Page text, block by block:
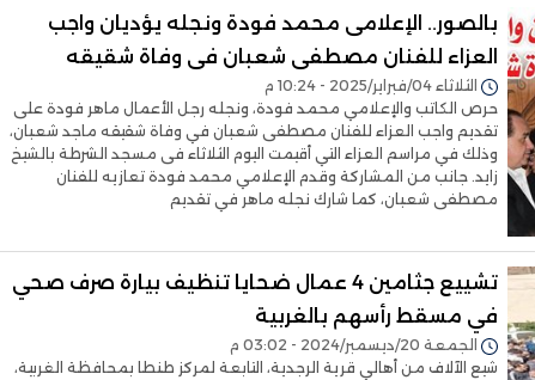
بالصور.. الإعلامى محمد فودة ونجله يؤديان واجب
العزاء للفنان مصطفى شعبان فى وفاة شقيقه
الثلاثاء 04/فبراير/2025 - 10:24 م
حرص الكاتب والإعلامي محمد فودة، ونجله رجل الأعمال ماهر فودة على
تقديم واجب العزاء للفنان مصطفى شعبان في وفاة شقيقه ماجد شعبان،
وذلك في مراسم العزاء التي أقيمت اليوم الثلاثاء فى مسجد الشرطة بالشيخ
زايد. جانب من المشاركة وقدم الإعلامي محمد فودة تعازيه للفنان
مصطفى شعبان، كما شارك نجله ماهر في تقديم
تشييع جثامين 4 عمال ضحايا تنظيف بيارة صرف صحي
في مسقط رأسهم بالغربية
الجمعة 20/ديسمبر/2024 - 03:02 م
شيع الآلاف من أهالي قرية الرجدية، التابعة لمركز طنطا بمحافظة الغربية،